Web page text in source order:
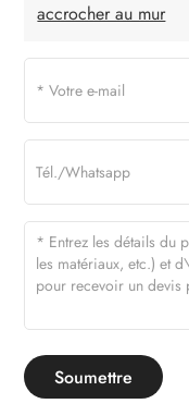
accrocher au mur
Soumettre